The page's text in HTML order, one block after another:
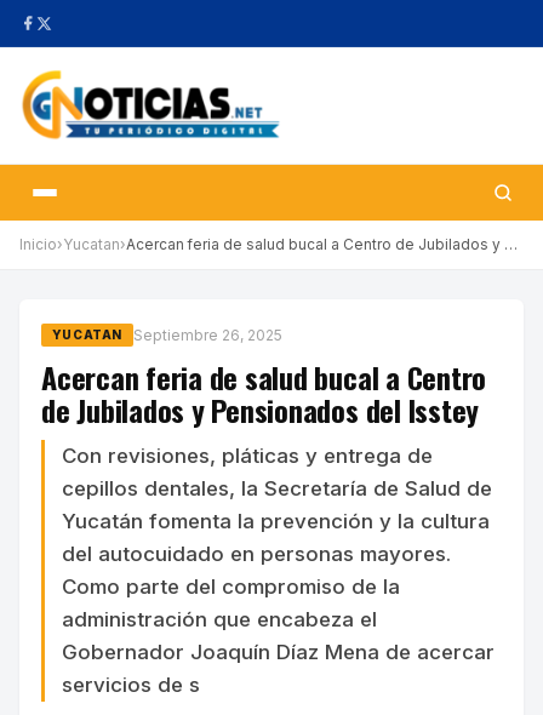
Inicio›Yucatan› Acercan feria de salud bucal a Centro de Jubilados y Pensionados…
YUCATAN Septiembre 26, 2025
Acercan feria de salud bucal a Centro
de Jubilados y Pensionados del Isstey
Con revisiones, pláticas y entrega de
cepillos dentales, la Secretaría de Salud de
Yucatán fomenta la prevención y la cultura
del autocuidado en personas mayores.
Como parte del compromiso de la
administración que encabeza el
Gobernador Joaquín Díaz Mena de acercar
servicios de s